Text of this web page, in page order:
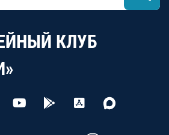
КЛУБ